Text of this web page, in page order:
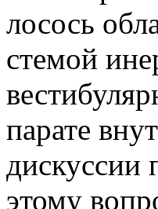
лосось
стемой
парате
дискуссии
этому